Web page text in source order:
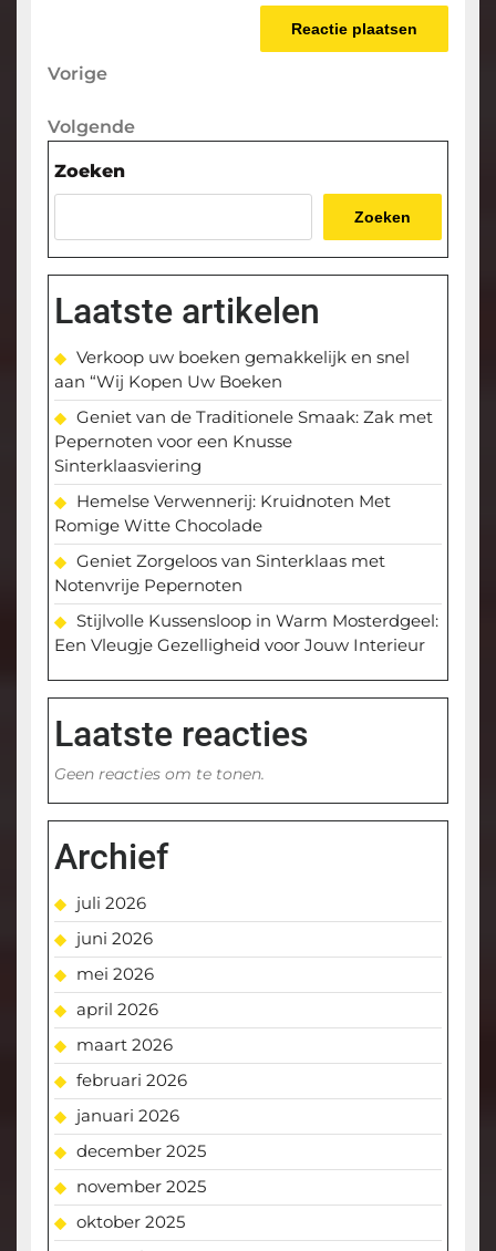
Berichtnavigatie
Vorige
Vorige
Volgende
Volgende
Zoeken
Zoeken
Laatste artikelen
Verkoop uw boeken gemakkelijk en snel
aan “Wij Kopen Uw Boeken
Geniet van de Traditionele Smaak: Zak met
Pepernoten voor een Knusse
Sinterklaasviering
Hemelse Verwennerij: Kruidnoten Met
Romige Witte Chocolade
Geniet Zorgeloos van Sinterklaas met
Notenvrije Pepernoten
Stijlvolle Kussensloop in Warm Mosterdgeel:
Een Vleugje Gezelligheid voor Jouw Interieur
Laatste reacties
Geen reacties om te tonen.
Archief
juli 2026
juni 2026
mei 2026
april 2026
maart 2026
februari 2026
januari 2026
december 2025
november 2025
oktober 2025